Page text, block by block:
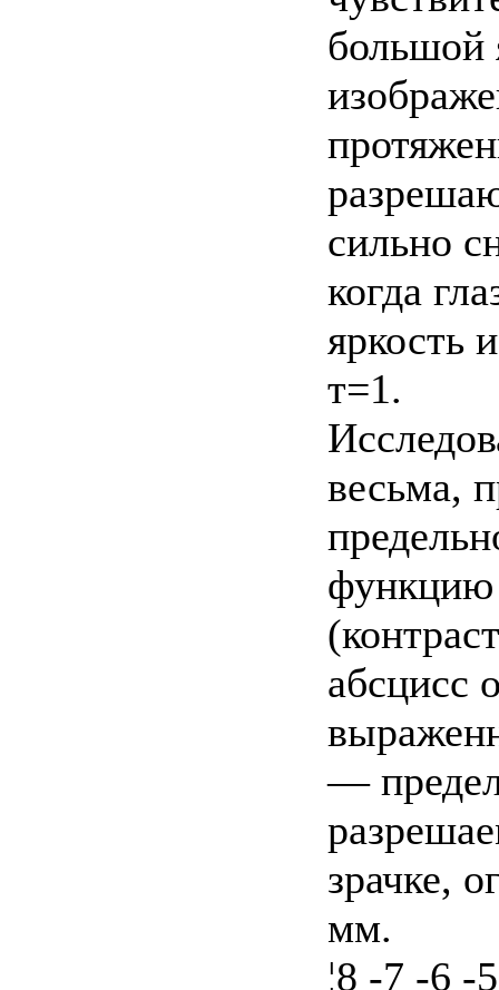
большой
сильно
когда
яркость
т=1.
весьма,
функцию
абсцисс
—
зрачке,
мм.
¦8 -7 -6 -